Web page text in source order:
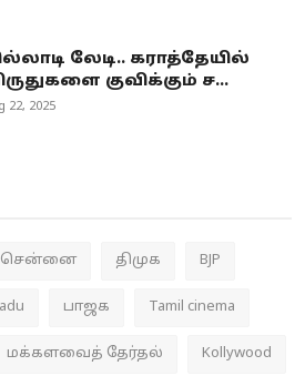
லேடி.. கராத்தேயில்
குவிக்கும் ச...
22, 2025
சென்னை திமுக BJP
பாஜக Tamil cinema
மக்களவைத் தேர்தல் Kollywood